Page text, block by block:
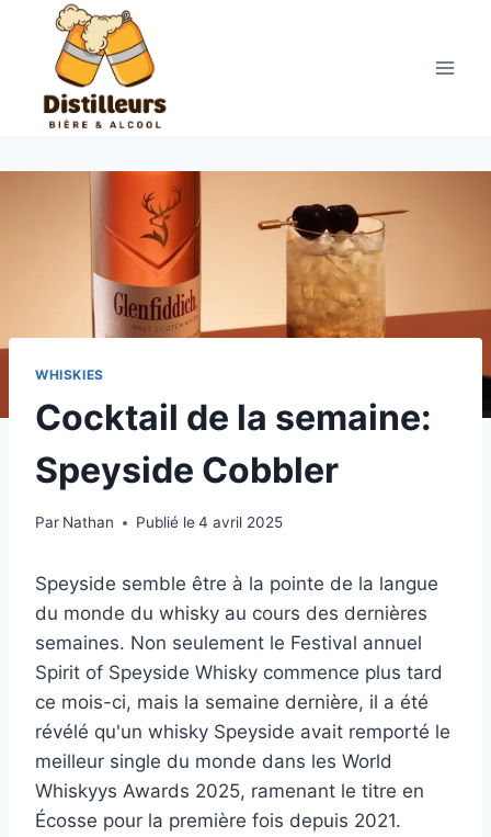
contenu
WHISKIES
Cocktail de la semaine:
Speyside Cobbler
Par Nathan Publié le 4 avril 2025
Speyside semble être à la pointe de la langue
du monde du whisky au cours des dernières
semaines. Non seulement le Festival annuel
Spirit of Speyside Whisky commence plus tard
ce mois-ci, mais la semaine dernière, il a été
révélé qu'un whisky Speyside avait remporté le
meilleur single du monde dans les World
Whiskyys Awards 2025, ramenant le titre en
Écosse pour la première fois depuis 2021.